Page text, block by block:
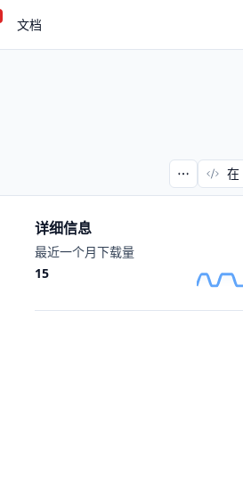
文档
在
详细信息
最近一个月下载量
15